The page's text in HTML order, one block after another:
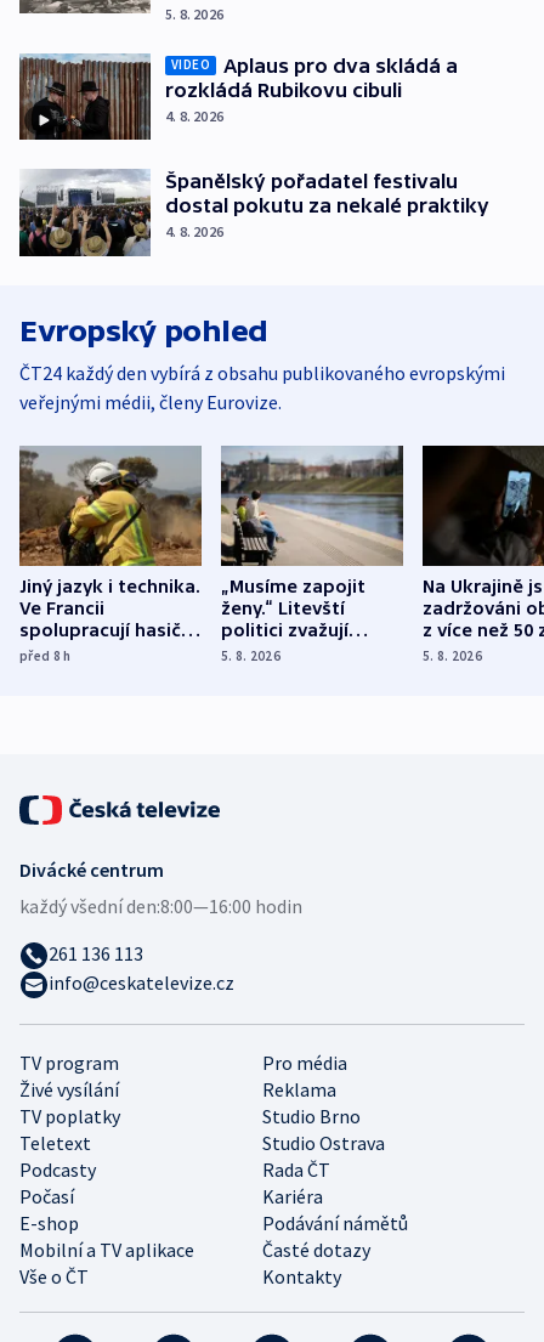
5. 8. 2026
VIDEO
Aplaus pro dva skládá a
rozkládá Rubikovu cibuli
4. 8. 2026
Španělský pořadatel festivalu
dostal pokutu za nekalé praktiky
4. 8. 2026
Evropský pohled
ČT24 každý den vybírá z obsahu publikovaného evropskými
veřejnými médii, členy Eurovize.
Jiný jazyk i technika.
Ve Francii
spolupracují hasiči z
různých zemí
před 8h
„Musíme zapojit
ženy.“ Litevští
politici zvažují
dohodu o
5. 8. 2026
Na Ukrajině
zadržováni
z více než 50
Bojovali na
5. 8. 2026
TV program
Pro média
Živé vysílání
Reklama
TV poplatky
Studio Brno
Teletext
Studio Ostrava
Podcasty
Rada ČT
Počasí
Kariéra
E-shop
Podávání námětů
Mobilní a TV aplikace
Časté dotazy
Vše o ČT
Kontakty
Divácké centrum
každý všední den:8:00—16:00 hodin
261 136 113
info@ceskatelevize.cz